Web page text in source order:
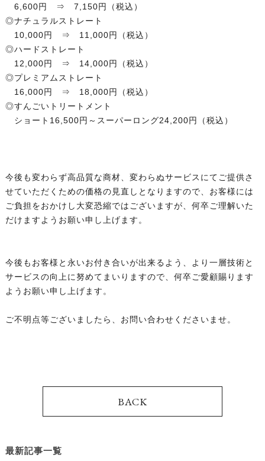
6,600円 ⇒ 7,150円（税込）
◎ナチュラルストレート
10,000円 ⇒ 11,000円（税込）
◎ハードストレート
12,000円 ⇒ 14,000円（税込）
◎プレミアムストレート
16,000円 ⇒ 18,000円（税込）
◎すんごいトリートメント
ショート16,500円～スーパーロング24,200円（税込）
今後も変わらず高品質な商材、変わらぬサービスにてご提供さ
せていただくための価格の見直しとなりますので、お客様には
ご負担をおかけし大変恐縮ではございますが、何卒ご理解いた
だけますようお願い申し上げます。
今後もお客様と永いお付き合いが出来るよう、より一層技術と
サービスの向上に努めてまいりますので、何卒ご愛顧賜ります
ようお願い申し上げます。
ご不明点等ございましたら、お問い合わせくださいませ。
BACK
最新記事一覧